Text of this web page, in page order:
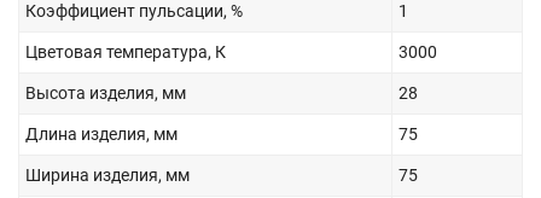
Коэффициент пульсации, % 1
Цветовая температура, К 3000
Высота изделия, мм 28
Длина изделия, мм 75
Ширина изделия, мм 75